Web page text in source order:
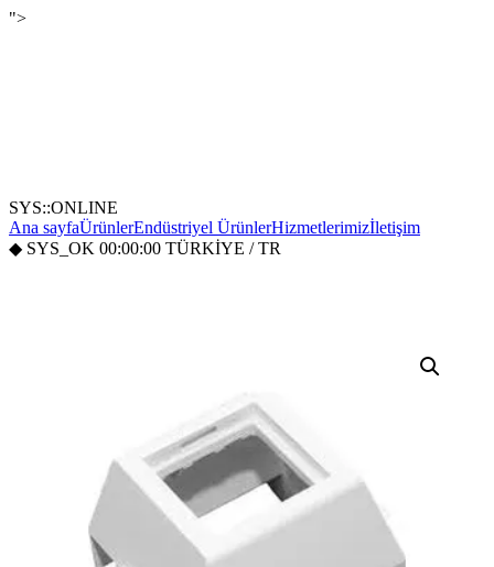
">
SYS::ONLINE
Ana sayfaÜrünlerEndüstriyel ÜrünlerHizmetlerimizİletişim
◆ SYS_OK 00:00:00 TÜRKİYE / TR